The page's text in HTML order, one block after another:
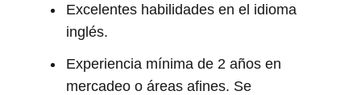
Excelentes habilidades en el idioma
inglés.
Experiencia mínima de 2 años en
mercadeo o áreas afines. Se